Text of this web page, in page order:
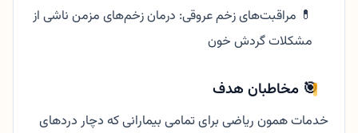
💊 مراقبت‌های زخم عروقی: درمان زخم‌های مزمن ناشی از
مشکلات گردش خون
🎯 مخاطبان هدف
خدمات همون ریاضی برای تمامی بیمارانی که دچار دردهای